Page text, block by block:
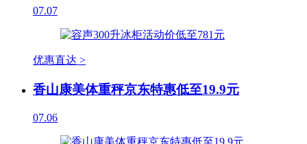
07.07
优惠直达 >
香山康美体重秤京东特惠低至19.9元
07.06